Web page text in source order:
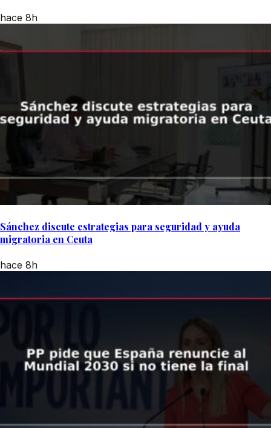
hace 8h
Sánchez discute estrategias para seguridad y ayuda
migratoria en Ceuta
hace 8h